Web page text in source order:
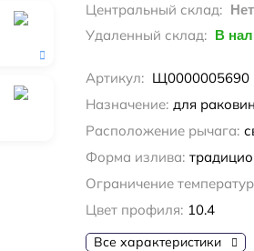
Центральный склад:
Удаленный склад: В
Артикул: Щ0000005690
Назначение: для
Расположение рычага:
Форма излива:
Ограничение
Цвет профиля: 10.4
Все характеристики